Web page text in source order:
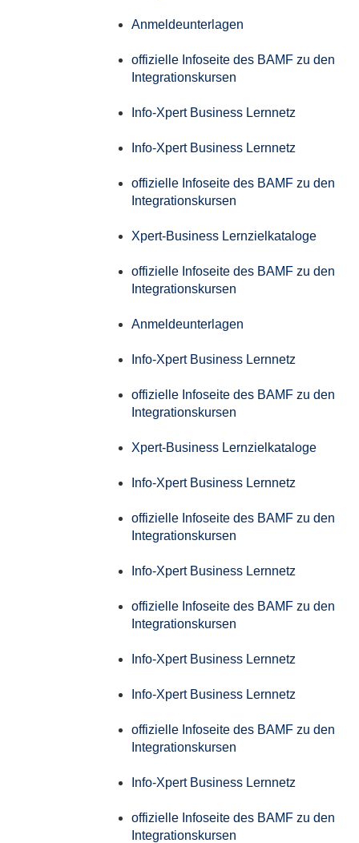
Anmeldeunterlagen
offizielle Infoseite des BAMF zu den
Integrationskursen
Info-Xpert Business Lernnetz
Info-Xpert Business Lernnetz
offizielle Infoseite des BAMF zu den
Integrationskursen
Xpert-Business Lernzielkataloge
offizielle Infoseite des BAMF zu den
Integrationskursen
Anmeldeunterlagen
Info-Xpert Business Lernnetz
offizielle Infoseite des BAMF zu den
Integrationskursen
Xpert-Business Lernzielkataloge
Info-Xpert Business Lernnetz
offizielle Infoseite des BAMF zu den
Integrationskursen
Info-Xpert Business Lernnetz
offizielle Infoseite des BAMF zu den
Integrationskursen
Info-Xpert Business Lernnetz
Info-Xpert Business Lernnetz
offizielle Infoseite des BAMF zu den
Integrationskursen
Info-Xpert Business Lernnetz
offizielle Infoseite des BAMF zu den
Integrationskursen